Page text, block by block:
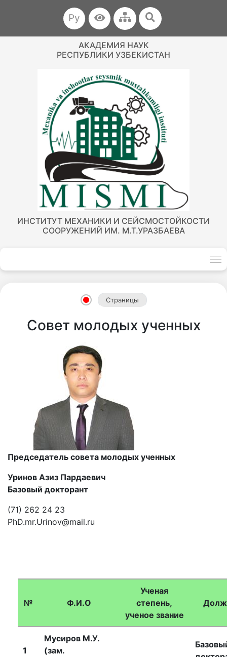
Ру
АКАДЕМИЯ НАУК
РЕСПУБЛИКИ УЗБЕКИСТАН
ИНСТИТУТ МЕХАНИКИ И СЕЙСМОСТОЙКОСТИ
СООРУЖЕНИЙ ИМ. М.Т.УРАЗБАЕВА
Страницы
Совет молодых ученных
Председатель совета молодых ученных
Уринов Азиз Пардаевич
Базовый докторант
(71) 262 24 23
PhD.mr.Urinov@mail.ru
№ Ф.И.О
Ученая
степень,
ученое звание
1
Мусиров М.У.
(зам.